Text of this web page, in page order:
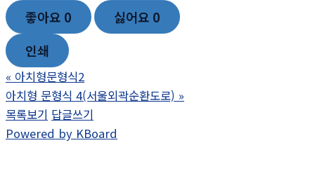
좋아요 0 싫어요 0
인쇄
« 아치형문형식2
아치형 문형식 4(서울외곽순환도로) »
목록보기 답글쓰기
Powered by KBoard